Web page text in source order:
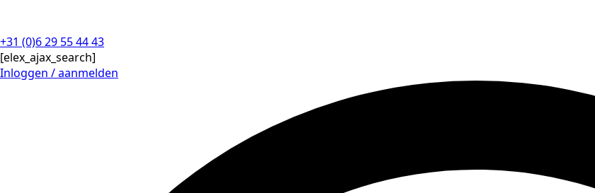
+31 (0)6 29 55 44 43
[elex_ajax_search]
Inloggen / aanmelden